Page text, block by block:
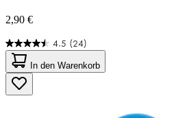
2,90 €
4.5 (24)
4.5
von
5
Sternen.
24
In den Warenkorb